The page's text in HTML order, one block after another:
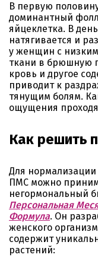
В первую
доминантный
яйцеклетка. В
натягивается и
у женщин с
ткани в брюшную
кровь и другое
приводит к
тянущим болям.
ощущения
Как решить
Для нормализации
ПМС можно
негормональный
Персональная
Формула. Он
женского
содержит
растений: